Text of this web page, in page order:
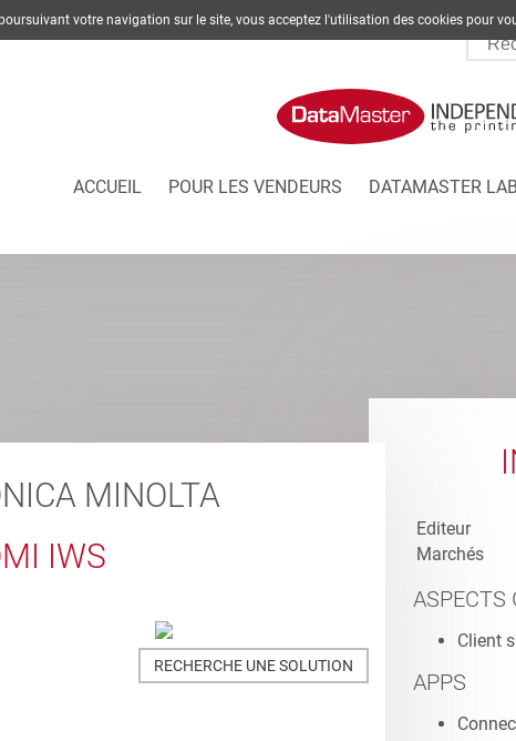
ACCUEIL POUR LES VENDEURS DATAMASTER LAB
MINOLTA
IWS
RECHERCHE UNE SOLUTION
Editeur
Marchés
ASPECTS
Client
APPS
votre navigation sur le site, vous acceptez l'utilisation des cookies